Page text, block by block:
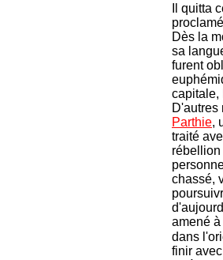
Il quitta
Dès la
sa
furent
capitale,
D'autres
Parthie,
traité
chassé,
amené
dans
finir